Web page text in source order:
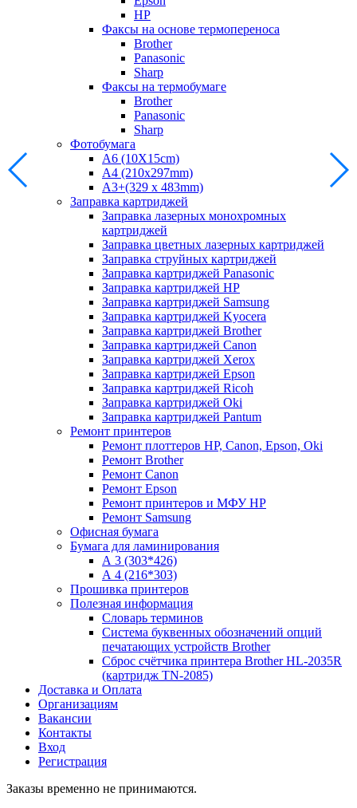
HP
Факсы на основе термопереноса
Brother
Panasonic
Sharp
Факсы на термобумаге
Brother
Panasonic
Sharp
Фотобумага
A6 (10X15cm)
A4 (210x297mm)
А3+(329 x 483mm)
Заправка картриджей
Заправка лазерных монохромных
картриджей
Заправка цветных лазерных картриджей
Заправка струйных картриджей
Заправка картриджей Panasonic
Заправка картриджей HP
Заправка картриджей Samsung
Заправка картриджей Kyocera
Заправка картриджей Brother
Заправка картриджей Canon
Заправка картриджей Xerox
Заправка картриджей Epson
Заправка картриджей Ricoh
Заправка картриджей Oki
Заправка картриджей Pantum
Ремонт принтеров
Ремонт плоттеров HP, Canon, Epson, Oki
Ремонт Brother
Ремонт Canon
Ремонт Epson
Ремонт принтеров и МФУ HP
Ремонт Samsung
Офисная бумага
Бумага для ламинирования
А 3 (303*426)
А 4 (216*303)
Прошивка принтеров
Полезная информация
Словарь терминов
Система буквенных обозначений опций
печатающих устройств Brother
Сброс счётчика принтера Brother HL-2035R
(картридж TN-2085)
Доставка и Оплата
Организациям
Вакансии
Контакты
Вход
Регистрация
Заказы временно не принимаются.